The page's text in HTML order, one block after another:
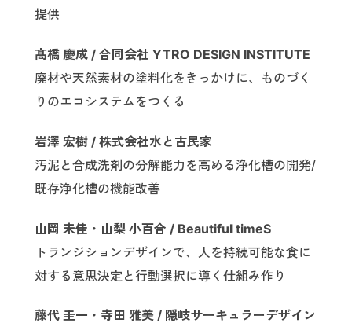
提供
髙橋 慶成 / 合同会社 YTRO DESIGN INSTITUTE
廃材や天然素材の塗料化をきっかけに、ものづく
りのエコシステムをつくる
岩澤 宏樹 / 株式会社水と古民家
汚泥と合成洗剤の分解能力を高める浄化槽の開発/
既存浄化槽の機能改善
山岡 未佳・山梨 小百合 / Beautiful timeS
トランジションデザインで、人を持続可能な食に
対する意思決定と行動選択に導く仕組み作り
藤代 圭一・寺田 雅美 / 隠岐サーキュラーデザイン